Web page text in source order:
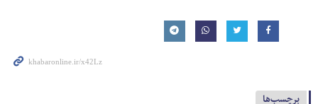
برچسب‌ها